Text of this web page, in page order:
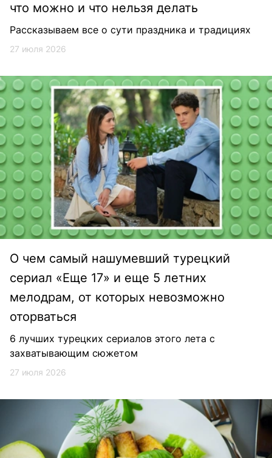
что можно и что нельзя делать
Рассказываем все о сути праздника и традициях
27 июля 2026
О чем самый нашумевший турецкий
сериал «Еще 17» и еще 5 летних
мелодрам, от которых невозможно
оторваться
6 лучших турецких сериалов этого лета с
захватывающим сюжетом
27 июля 2026